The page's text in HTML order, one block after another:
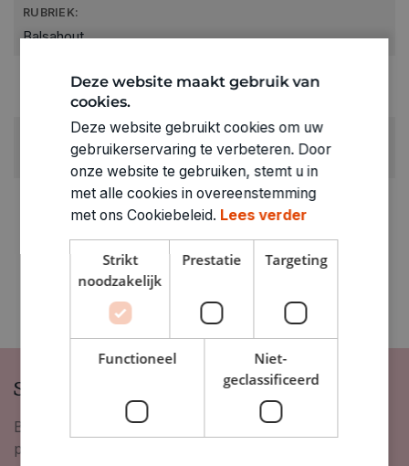
RUBRIEK:
Balsahout
GEWICHT
0.058kg
ARTIKELNUMMER
0200004
Schrijf je in op onze nieuwsbrief
Blijf op de hoogte van nieuwigheden, inspiratie,
promoties en meer!
Deze website maakt gebruik van
cookies.
Deze website gebruikt cookies om uw
gebruikerservaring te verbeteren. Door
onze website te gebruiken, stemt u in
met alle cookies in overeenstemming
met ons Cookiebeleid. Lees verder
Strikt
noodzakelijk
Prestatie Targeting
Functioneel
Niet-
geclassificeerd